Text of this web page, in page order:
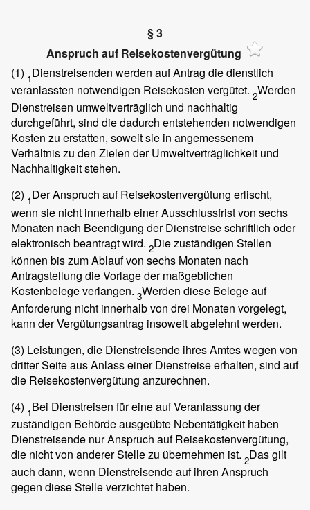
§ 3
Anspruch auf Reisekostenvergütung
(1) 1Dienstreisenden werden auf Antrag die dienstlich
veranlassten notwendigen Reisekosten vergütet. 2Werden
Dienstreisen umweltverträglich und nachhaltig
durchgeführt, sind die dadurch entstehenden notwendigen
Kosten zu erstatten, soweit sie in angemessenem
Verhältnis zu den Zielen der Umweltverträglichkeit und
Nachhaltigkeit stehen.
(2) 1Der Anspruch auf Reisekostenvergütung erlischt,
wenn sie nicht innerhalb einer Ausschlussfrist von sechs
Monaten nach Beendigung der Dienstreise schriftlich oder
elektronisch beantragt wird. 2Die zuständigen Stellen
können bis zum Ablauf von sechs Monaten nach
Antragstellung die Vorlage der maßgeblichen
Kostenbelege verlangen. 3Werden diese Belege auf
Anforderung nicht innerhalb von drei Monaten vorgelegt,
kann der Vergütungsantrag insoweit abgelehnt werden.
(3) Leistungen, die Dienstreisende ihres Amtes wegen von
dritter Seite aus Anlass einer Dienstreise erhalten, sind auf
die Reisekostenvergütung anzurechnen.
(4) 1Bei Dienstreisen für eine auf Veranlassung der
zuständigen Behörde ausgeübte Nebentätigkeit haben
Dienstreisende nur Anspruch auf Reisekostenvergütung,
die nicht von anderer Stelle zu übernehmen ist. 2Das gilt
auch dann, wenn Dienstreisende auf ihren Anspruch
gegen diese Stelle verzichtet haben.